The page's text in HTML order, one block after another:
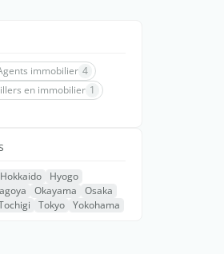
immobilier 4
en immobilier 1
Hokkaido
Hyogo
Okayama
Osaka
Tokyo Yokohama